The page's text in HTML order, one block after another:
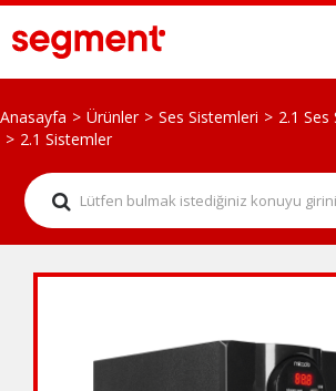
Anasayfa Ürünler Ses Sistemleri
2.1
2.1 Sistemler